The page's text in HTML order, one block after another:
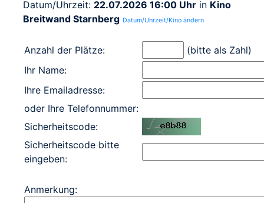
Datum/Uhrzeit: 22.07.2026 16:00 Uhr in Kino
Breitwand Starnberg Datum/Uhrzeit/Kino ändern
Anzahl der Plätze:
(bitte als Zahl)
Ihr Name:
Ihre Emailadresse:
oder Ihre Telefonnummer:
Sicherheitscode:
Sicherheitscode bitte
eingeben:
Anmerkung: